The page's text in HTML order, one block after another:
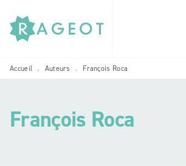
MENU RECHERCHE
PIED DE PAGE
Accueil • Auteurs • François Roca
François Roca